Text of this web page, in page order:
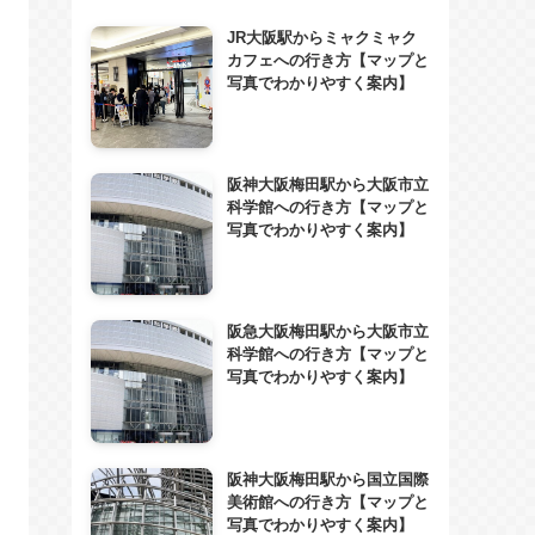
JR大阪駅からミャクミャク
カフェへの行き方【マップと
写真でわかりやすく案内】
阪神大阪梅田駅から大阪市立
科学館への行き方【マップと
写真でわかりやすく案内】
阪急大阪梅田駅から大阪市立
科学館への行き方【マップと
写真でわかりやすく案内】
阪神大阪梅田駅から国立国際
美術館への行き方【マップと
写真でわかりやすく案内】